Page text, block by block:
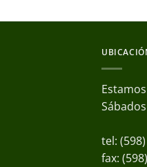
tel:
fax: